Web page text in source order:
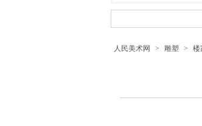
人民美术网 > 雕塑 > 楼